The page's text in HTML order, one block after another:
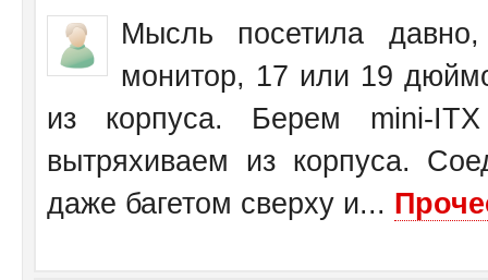
Мысль посетила
монитор, 17 или 19
из корпуса. Берем mini-
вытряхиваем из корпуса.
даже багетом сверху и...